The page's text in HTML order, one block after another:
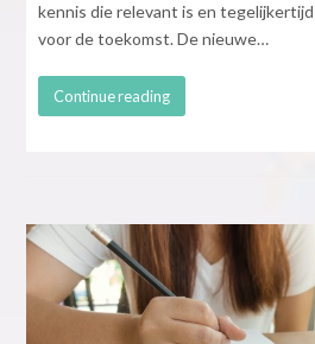
kennis die relevant is en
voor de toekomst. De nieuwe…
Continue reading